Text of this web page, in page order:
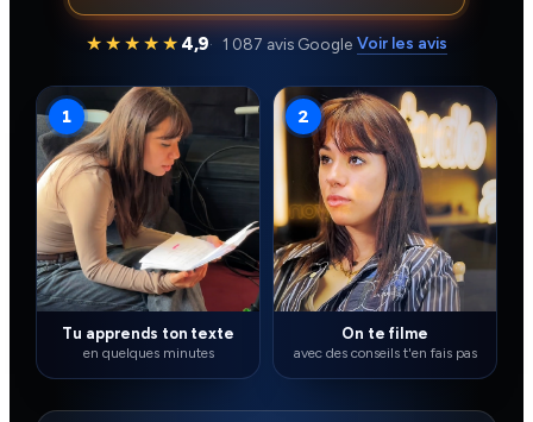
★★★★★ 4,9 1 087 avis Google Voir les avis
1
Tu apprends ton texte
en quelques minutes
2
On te filme
avec des conseils t'en fais pas